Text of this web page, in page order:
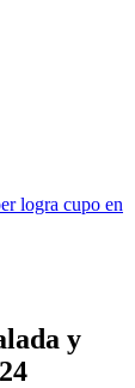
logra cupo en
y